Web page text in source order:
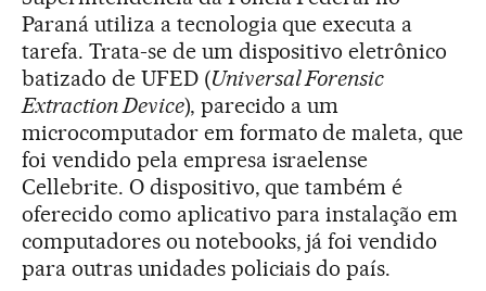
Paraná utiliza a tecnologia que executa a
tarefa. Trata-se de um dispositivo eletrônico
batizado de UFED (Universal Forensic
Extraction Device), parecido a um
microcomputador em formato de maleta, que
foi vendido pela empresa israelense
Cellebrite. O dispositivo, que também é
oferecido como aplicativo para instalação em
computadores ou notebooks, já foi vendido
para outras unidades policiais do país.